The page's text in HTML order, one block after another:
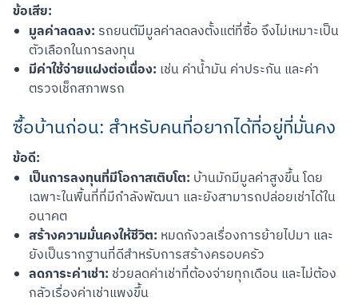
ข้อเสีย:
มูลค่าลดลง: รถยนต์มีมูลค่าลดลงตั้งแต่ที่ซื้อ จึงไม่เหมาะเป็น
ตัวเลือกในการลงทุน
มีค่าใช้จ่ายแฝงต่อเนื่อง: เช่น ค่าน้ำมัน ค่าประกัน และค่า
ตรวจเช็กสภาพรถ
ซื้อบ้านก่อน: สำหรับคนที่อยากได้ที่อยู่ที่มั่นคง
ข้อดี:
เป็นการลงทุนที่มีโอกาสเติบโต: บ้านมักมีมูลค่าสูงขึ้น โดย
เฉพาะในพื้นที่ที่มีกำลังพัฒนา และยังสามารถปล่อยเช่าได้ใน
อนาคต
สร้างความมั่นคงให้ชีวิต: หมดกังวลเรื่องการย้ายไปมา และ
ยังเป็นรากฐานที่ดีสำหรับการสร้างครอบครัว
ลดภาระค่าเช่า: ช่วยลดค่าเช่าที่ต้องจ่ายทุกเดือน และไม่ต้อง
กลัวเรื่องค่าเช่าแพงขึ้น